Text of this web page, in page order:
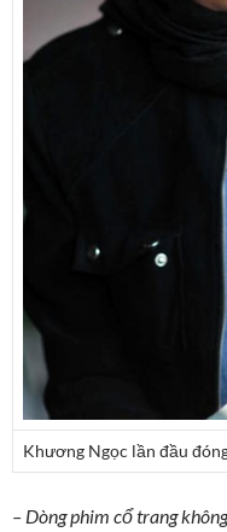
Khương Ngọc lần đầu
– Dòng phim cổ trang